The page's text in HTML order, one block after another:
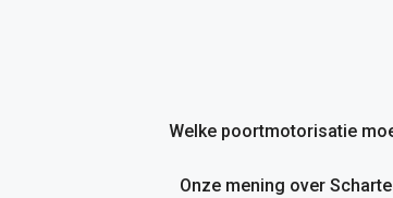
Welke poortmotorisatie
Onze mening over